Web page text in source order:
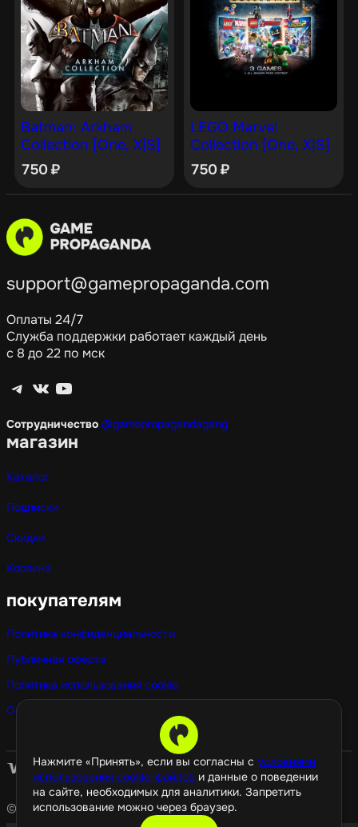
Нажмите «Принять», если вы согласны с условиями
использования cookie-файлов и данные о поведении
на сайте, необходимых для аналитики. Запретить
использование можно через браузер.
Batman: Arkham
Collection [One, X|S]
750₽
LEGO Marvel
Collection [One, X|S]
750₽
support@gamepropaganda.com
Оплаты 24/7
Служба поддержки работает каждый день
с 8 до 22 по мск
Telegram ВКонтакте YouTube
Сотрудничество @gamepropagandagang
магазин
Каталог
Подписки
Скидки
Корзина
покупателям
Политика конфиденциальности
Публичная оферта
Политика использования cookie
Оптовые покупки
© 2026 GamePropaganda